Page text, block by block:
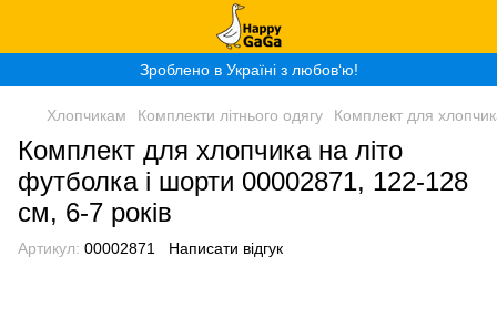
Зроблено в Україні з любов‘ю!
Хлопчикам Комплекти літнього одягу Комплект для
Комплект для хлопчика на літо
футболка і шорти 00002871, 122-128
см, 6-7 років
Артикул: 00002871 Написати відгук